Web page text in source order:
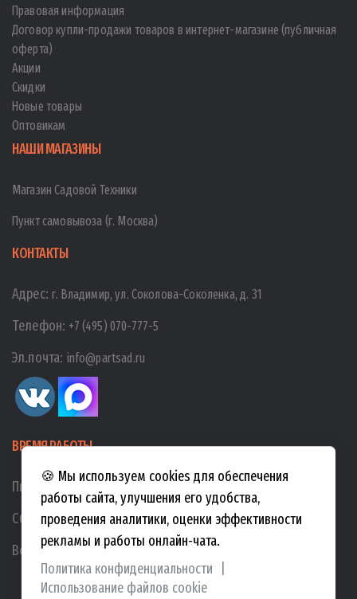
Правовая информация
Договор купли-продажи товаров в интернет-магазине (публичная
оферта)
Акции
Скидки
Новые товары
Оптовикам
НАШИ МАГАЗИНЫ
Магазин Садовой Техники
Пункт самовывоза (г. Москва)
КОНТАКТЫ
Адрес:г. Владимир, ул. Соколова-Соколенка, д. 31
Телефон: +7 (495) 070-777-5
Эл.почта: info@partsad.ru
ВРЕМЯ РАБОТЫ
Пн-Пт: 10:00-19:00
Сб:
10:00-17:00
Вс:
10:00-15:00
🍪 Мы используем cookies для обеспечения
работы сайта, улучшения его удобства,
проведения аналитики, оценки эффективности
рекламы и работы онлайн-чата.
Политика конфиденциальности
Использование файлов cookie